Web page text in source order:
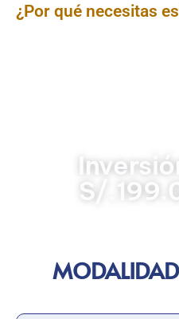
¿Por qué necesitas
S/